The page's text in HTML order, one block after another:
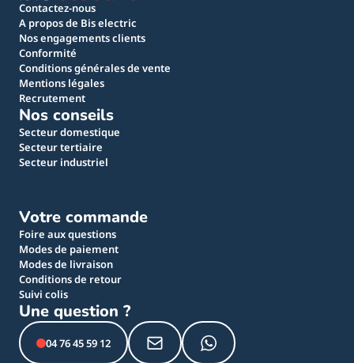
Contactez-nous
A propos de Bis electric
Nos engagements clients
Conformité
Conditions générales de vente
Mentions légales
Recrutement
Nos conseils
Secteur domestique
Secteur tertiaire
Secteur industriel
Votre commande
Foire aux questions
Modes de paiement
Modes de livraison
Conditions de retour
Suivi colis
Une question ?
04 76 45 59 12